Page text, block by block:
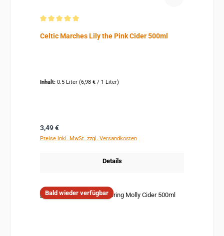
Celtic Marches Lily the Pink Cider 500ml
Inhalt: 0.5 Liter (6,98 € / 1 Liter)
Regulärer Preis:
3,49 €
Preise inkl. MwSt. zzgl. Versandkosten
Details
Bald wieder verfügbar